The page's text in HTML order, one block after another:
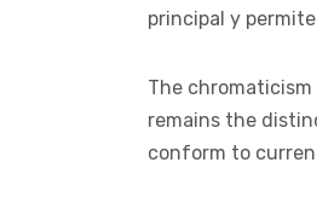
principal y
The
remains the
conform to